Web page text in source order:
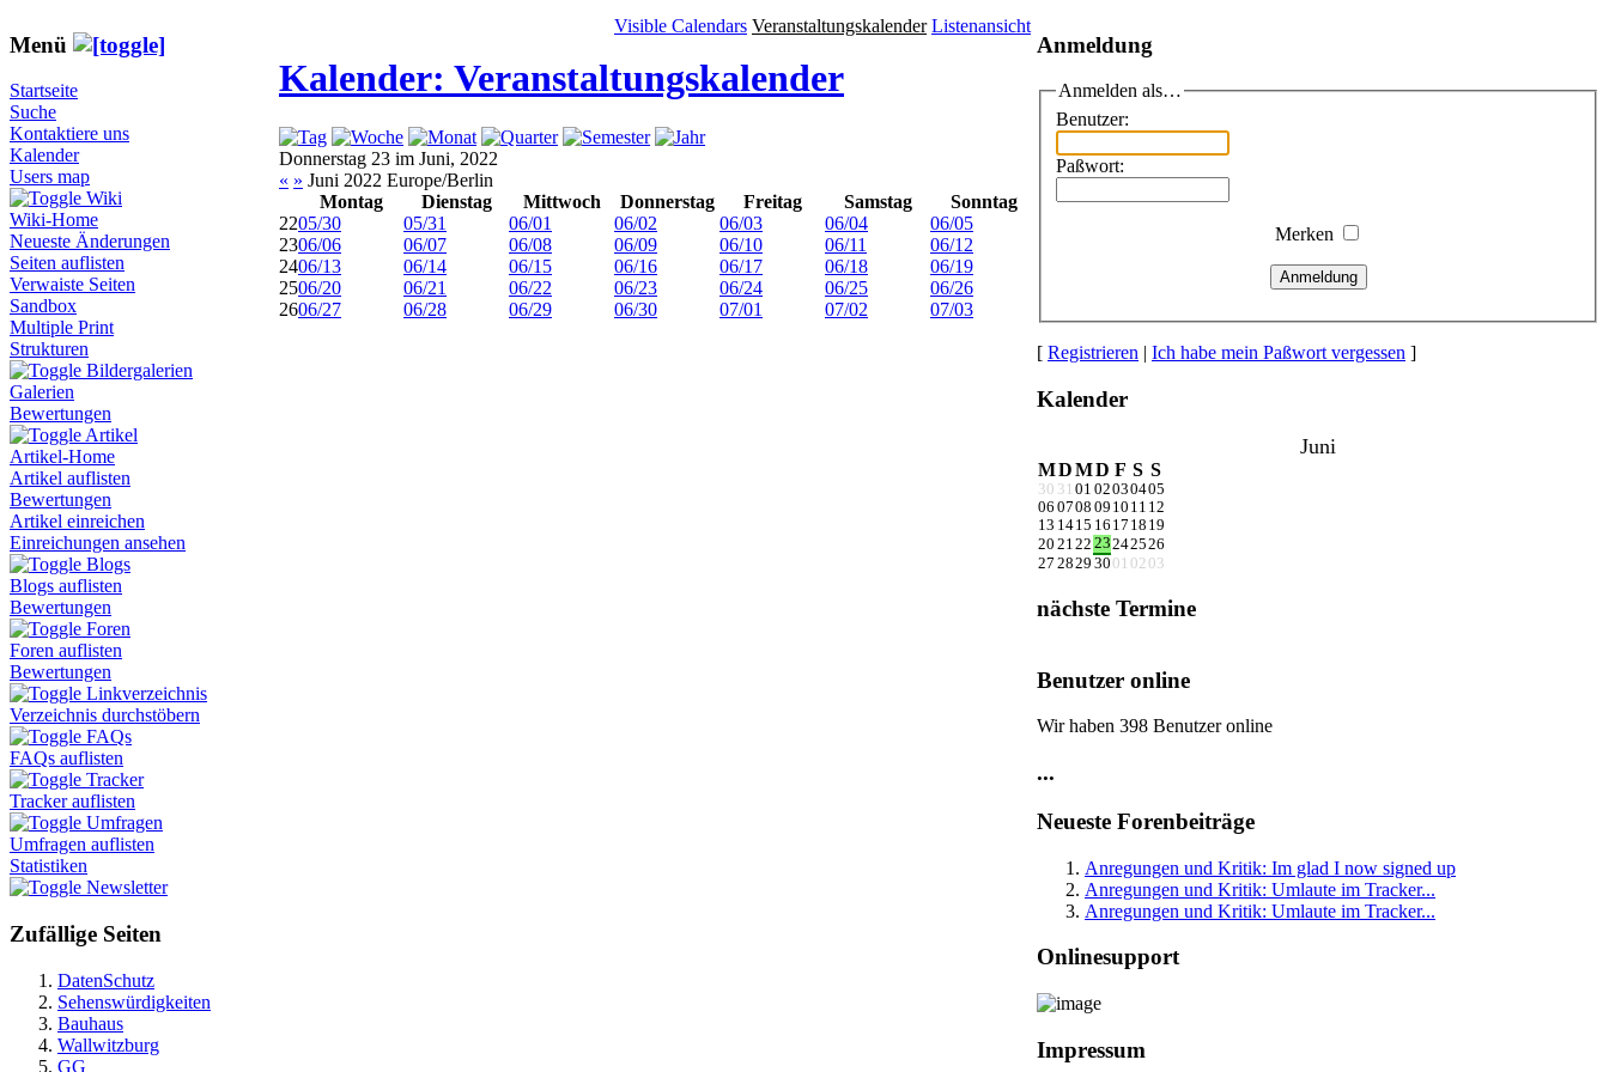
Menü
Startseite
Suche
Kontaktiere uns
Kalender
Users map
Wiki
Wiki-Home
Neueste Änderungen
Seiten auflisten
Verwaiste Seiten
Sandbox
Multiple Print
Strukturen
Bildergalerien
Galerien
Bewertungen
Artikel
Artikel-Home
Artikel auflisten
Bewertungen
Artikel einreichen
Einreichungen ansehen
Blogs
Blogs auflisten
Bewertungen
Foren
Foren auflisten
Bewertungen
Linkverzeichnis
Verzeichnis durchstöbern
FAQs
FAQs auflisten
Tracker
Tracker auflisten
Umfragen
Umfragen auflisten
Statistiken
Newsletter
Zufällige Seiten
DatenSchutz
Sehenswürdigkeiten
Bauhaus
Wallwitzburg
GG
Visible Calendars Veranstaltungskalender Listenansicht
Kalender: Veranstaltungskalender
Donnerstag 23 im Juni, 2022
« » Juni 2022 Europe/Berlin
Montag
Dienstag Mittwoch Donnerstag Freitag Samstag
Sonntag
2205/30 05/31 06/01 06/02 06/03 06/04
06/05
2306/06 06/07 06/08 06/09 06/10 06/11
06/12
2406/13 06/14 06/15 06/16 06/17 06/18
06/19
2506/20 06/21 06/22 06/23 06/24 06/25
06/26
2606/27 06/28 06/29 06/30 07/01 07/02 07/03
Anmeldung
Anmelden als…
Benutzer:
Paßwort:
Merken
Anmeldung
[ Registrieren | Ich habe mein Paßwort vergessen ]
Kalender
Juni
MDMD F S S
30 31 01 02030405
06 0708 09 10 11 12
13 1415 16 17 18 19
20 2122 23242526
27 2829 30 01 02 03
nächste Termine
Benutzer online
Wir haben 398 Benutzer online
...
Neueste Forenbeiträge
Anregungen und Kritik: Im glad I now signed up
Anregungen und Kritik: Umlaute im Tracker...
Anregungen und Kritik: Umlaute im Tracker...
Onlinesupport
Impressum